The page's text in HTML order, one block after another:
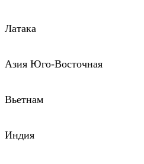
Латака
Азия Юго-Восточная
Вьетнам
Индия